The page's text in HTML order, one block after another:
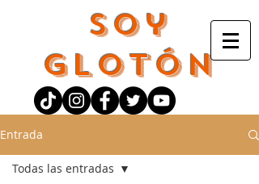
Soy
Glotón
Entrada
Todas las entradas